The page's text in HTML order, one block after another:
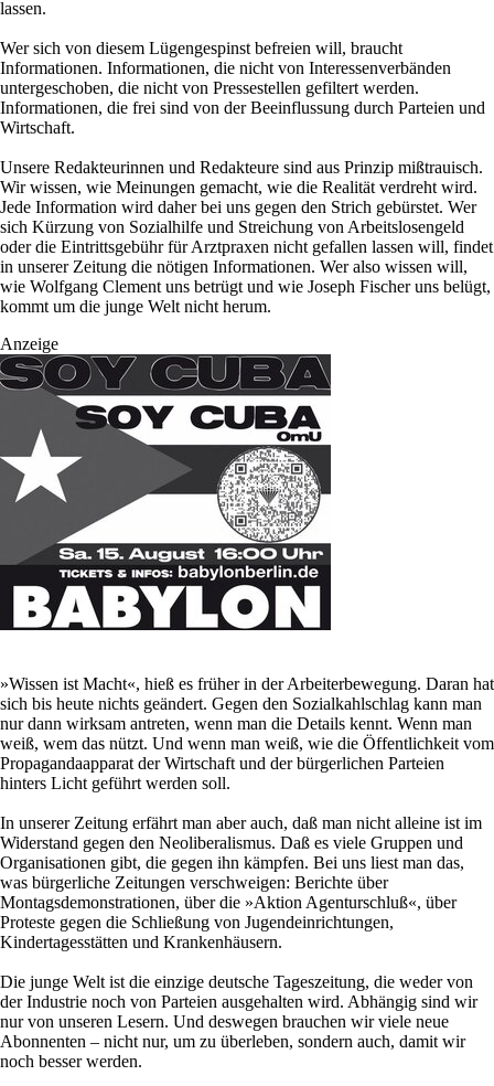
lassen.
Wer sich von diesem Lügengespinst befreien will, braucht
Informationen. Informationen, die nicht von Interessenverbänden
untergeschoben, die nicht von Pressestellen gefiltert werden.
Informationen, die frei sind von der Beeinflussung durch Parteien und
Wirtschaft.
Unsere Redakteurinnen und Redakteure sind aus Prinzip mißtrauisch.
Wir wissen, wie Meinungen gemacht, wie die Realität verdreht wird.
Jede Information wird daher bei uns gegen den Strich gebürstet. Wer
sich Kürzung von Sozialhilfe und Streichung von Arbeitslosengeld
oder die Eintrittsgebühr für Arztpraxen nicht gefallen lassen will, findet
in unserer Zeitung die nötigen Informationen. Wer also wissen will,
wie Wolfgang Clement uns betrügt und wie Joseph Fischer uns belügt,
kommt um die junge Welt nicht herum.
Anzeige
»Wissen ist Macht«, hieß es früher in der Arbeiterbewegung. Daran hat
sich bis heute nichts geändert. Gegen den Sozialkahlschlag kann man
nur dann wirksam antreten, wenn man die Details kennt. Wenn man
weiß, wem das nützt. Und wenn man weiß, wie die Öffentlichkeit vom
Propagandaapparat der Wirtschaft und der bürgerlichen Parteien
hinters Licht geführt werden soll.
In unserer Zeitung erfährt man aber auch, daß man nicht alleine ist im
Widerstand gegen den Neoliberalismus. Daß es viele Gruppen und
Organisationen gibt, die gegen ihn kämpfen. Bei uns liest man das,
was bürgerliche Zeitungen verschweigen: Berichte über
Montagsdemonstrationen, über die »Aktion Agenturschluß«, über
Proteste gegen die Schließung von Jugendeinrichtungen,
Kindertagesstätten und Krankenhäusern.
Die junge Welt ist die einzige deutsche Tageszeitung, die weder von
der Industrie noch von Parteien ausgehalten wird. Abhängig sind wir
nur von unseren Lesern. Und deswegen brauchen wir viele neue
Abonnenten – nicht nur, um zu überleben, sondern auch, damit wir
noch besser werden.